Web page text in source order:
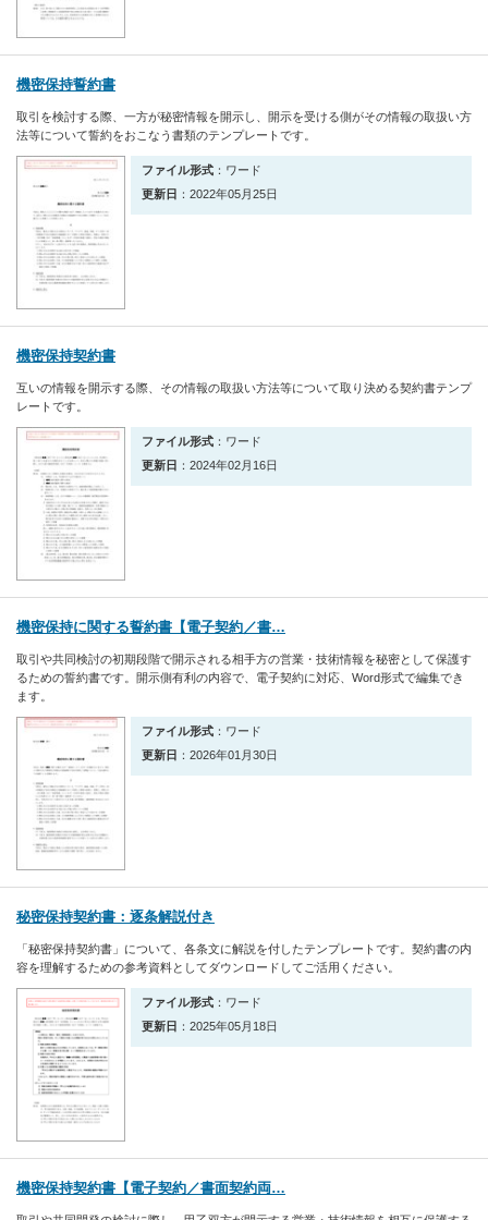
機密保持誓約書
取引を検討する際、一方が秘密情報を開示し、開示を受ける側がその情報の取扱い方
法等について誓約をおこなう書類のテンプレートです。
ファイル形式 ：ワード
更新日 ：2022年05月25日
機密保持契約書
互いの情報を開示する際、その情報の取扱い方法等について取り決める契約書テンプ
レートです。
ファイル形式 ：ワード
更新日 ：2024年02月16日
機密保持に関する誓約書【電子契約／書…
取引や共同検討の初期段階で開示される相手方の営業・技術情報を秘密として保護す
るための誓約書です。開示側有利の内容で、電子契約に対応、Word形式で編集でき
ます。
ファイル形式 ：ワード
更新日 ：2026年01月30日
秘密保持契約書：逐条解説付き
「秘密保持契約書」について、各条文に解説を付したテンプレートです。契約書の内
容を理解するための参考資料としてダウンロードしてご活用ください。
ファイル形式 ：ワード
更新日 ：2025年05月18日
機密保持契約書【電子契約／書面契約両…